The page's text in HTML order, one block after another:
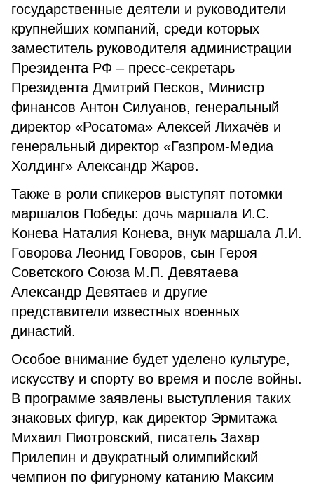
государственные деятели и руководители
крупнейших компаний, среди которых
заместитель руководителя администрации
Президента РФ – пресс-секретарь
Президента Дмитрий Песков, Министр
финансов Антон Силуанов, генеральный
директор «Росатома» Алексей Лихачёв и
генеральный директор «Газпром-Медиа
Холдинг» Александр Жаров.
Также в роли спикеров выступят потомки
маршалов Победы: дочь маршала И.С.
Конева Наталия Конева, внук маршала Л.И.
Говорова Леонид Говоров, сын Героя
Советского Союза М.П. Девятаева
Александр Девятаев и другие
представители известных военных
династий.
Особое внимание будет уделено культуре,
искусству и спорту во время и после войны.
В программе заявлены выступления таких
знаковых фигур, как директор Эрмитажа
Михаил Пиотровский, писатель Захар
Прилепин и двукратный олимпийский
чемпион по фигурному катанию Максим